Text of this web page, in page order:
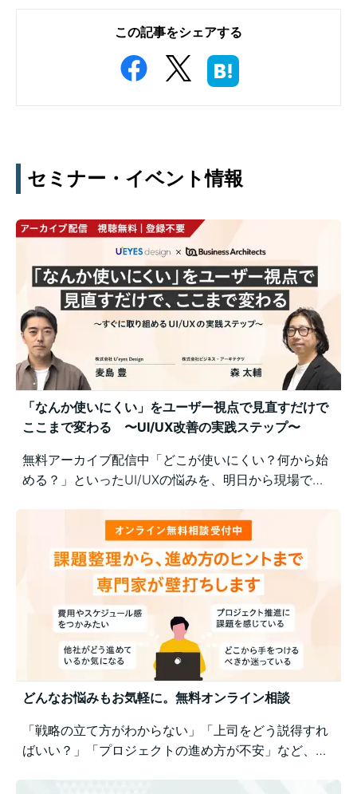
この記事をシェアする
セミナー・イベント情報
「なんか使いにくい」をユーザー視点で見直すだけで
ここまで変わる 〜UI/UX改善の実践ステップ〜
無料アーカイブ配信中「どこが使いにくい？何から始
める？」といったUI/UXの悩みを、明日から現場で実
の意識差に悩む方にもおすすめの実践型セミナーで
どんなお悩みもお気軽に。無料オンライン相談
「戦略の立て方がわからない」「上司をどう説得すれ
ばいい？」「プロジェクトの進め方が不安」など、業